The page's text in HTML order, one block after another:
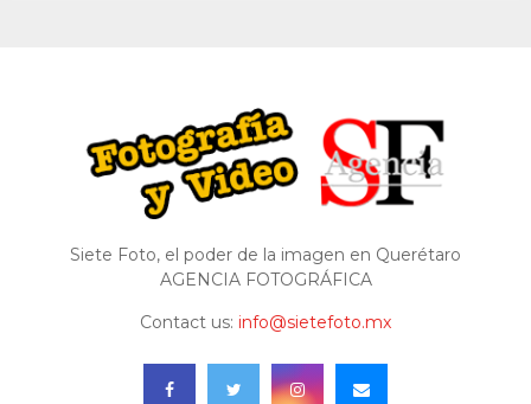
Siete Foto, el poder de la imagen en Querétaro
AGENCIA FOTOGRÁFICA
Contact us: info@sietefoto.mx